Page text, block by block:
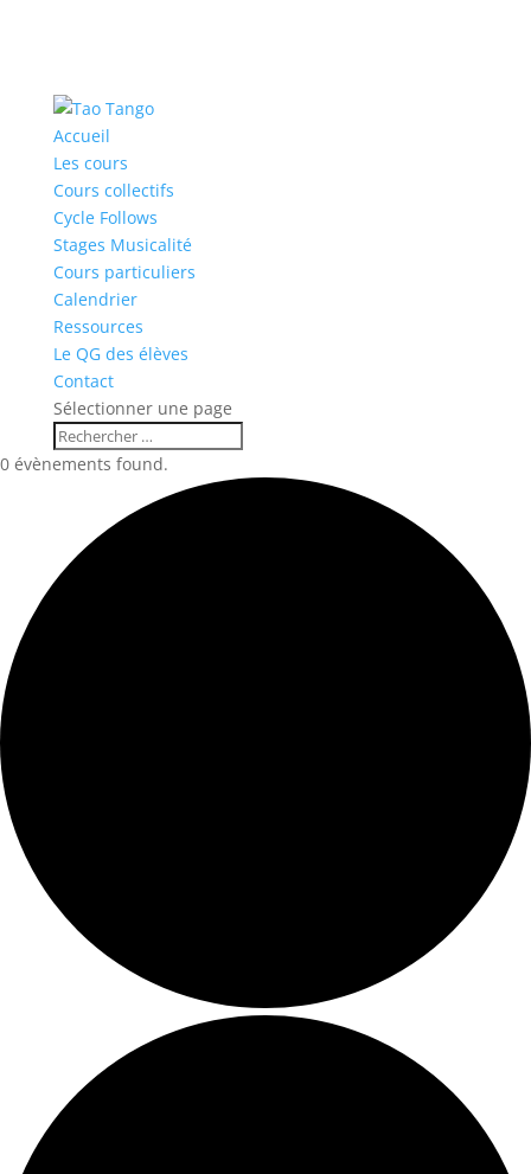
Accueil
Les cours
Cours collectifs
Cycle Follows
Stages Musicalité
Cours particuliers
Calendrier
Ressources
Le QG des élèves
Contact
Sélectionner une page
0 évènements found.